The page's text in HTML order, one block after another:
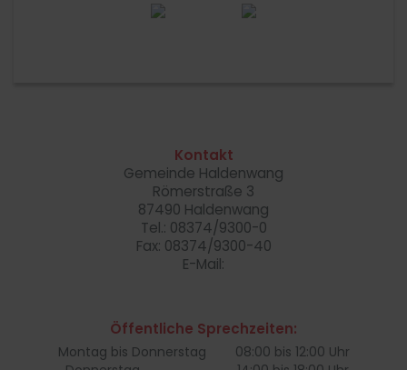
Kontakt
Gemeinde Haldenwang
Römerstraße 3
87490 Haldenwang
Tel.: 08374/9300-0
Fax: 08374/9300-40
E-Mail:
Öffentliche Sprechzeiten:
Montag bis Donnerstag
08:00 bis 12:00 Uhr